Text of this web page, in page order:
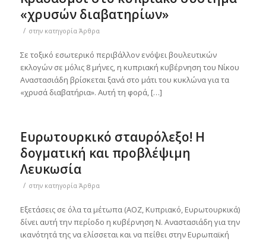
«χρυσών διαβατηρίων»
/ στην κατηγορία Άρθρα
Σε τοξικό εσωτερικό περιβάλλον ενόψει βουλευτικών
εκλογών σε μόλις 8 μήνες, η κυπριακή κυβέρνηση του Νίκου
Αναστασιάδη βρίσκεται ξανά στο μάτι του κυκλώνα για τα
«χρυσά διαβατήρια». Αυτή τη φορά, […]
Ευρωτουρκικό σταυρόλεξο! Η
δογματική και προβλέψιμη
Λευκωσία
/ στην κατηγορία Άρθρα
Εξετάσεις σε όλα τα μέτωπα (ΑΟΖ, Κυπριακό, Ευρωτουρκικά)
δίνει αυτή την περίοδο η κυβέρνηση Ν. Αναστασιάδη για την
ικανότητά της να ελίσσεται και να πείθει στην Ευρωπαϊκή